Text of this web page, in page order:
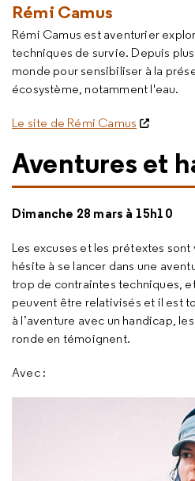
Rémi Camus
Rémi Camus est aventurier
techniques de survie. Depuis
monde pour sensibiliser à la
écosystème, notamment l'eau.
Le site de Rémi Camus
Aventures et
Dimanche 28 mars à 15h10
Les excuses et les prétextes
hésite à se lancer dans une
trop de contraintes techniques,
peuvent être relativisés et il est
à l’aventure avec un handicap,
ronde en témoignent.
Avec :